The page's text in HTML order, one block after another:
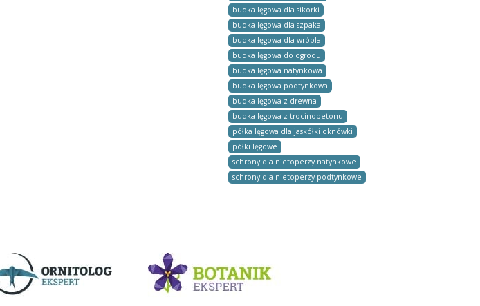
budka lęgowa dla sikorki
budka lęgowa dla szpaka
budka lęgowa dla wróbla
budka lęgowa do ogrodu
budka lęgowa natynkowa
budka lęgowa podtynkowa
budka lęgowa z drewna
budka lęgowa z trocinobetonu
półka lęgowa dla jaskółki oknówki
półki lęgowe
schrony dla nietoperzy natynkowe
schrony dla nietoperzy podtynkowe